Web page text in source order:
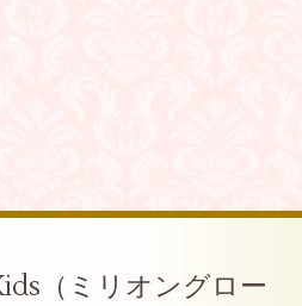
（ミリオングロー